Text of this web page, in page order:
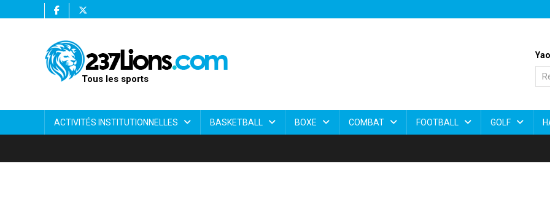
Tous les sports
ACTIVITÉS INSTITUTIONNELLES BASKETBALL BOXE COMBAT FOOTBALL GOLF